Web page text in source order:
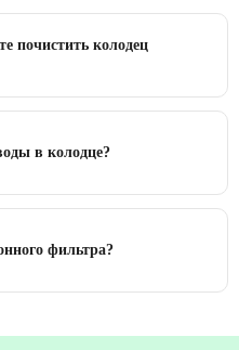
почистить колодец
в колодце?
фильтра?